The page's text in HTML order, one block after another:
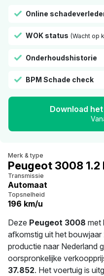
Online
WOK status (Wacht op
Onderhoudshistorie
BPM Schade check
Download
Merk & type
Peugeot 3008 1.2
Transmissie
Automaat
Topsnelheid
196 km/u
Deze Peugeot 3008 met
afkomstig uit het bouwjaar
productie naar Nederland
oorspronkelijke
37.852. Het voertuig is